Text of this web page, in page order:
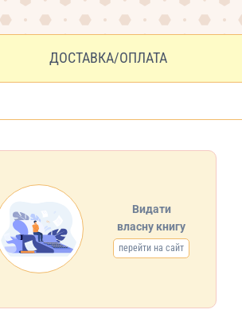
ДОСТАВКА/ОПЛАТА
Видати
власну книгу
перейти на сайт